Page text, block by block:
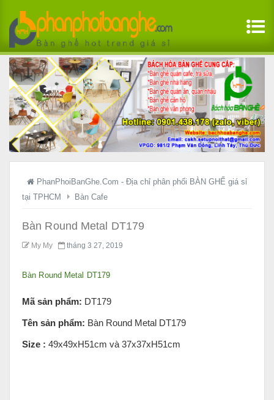
PhanPhoiBanGhe.Com - Địa chỉ phân phối BÀN GHẾ giá sỉ
tại TPHCM
Bàn Cafe
Bàn Round Metal DT179
My My tháng 3 27, 2019
Bàn Round Metal DT179
Mã sản phẩm: DT179
Tên sản phẩm: Bàn Round Metal DT179
Size : 49x49xH51cm và 37x37xH51cm